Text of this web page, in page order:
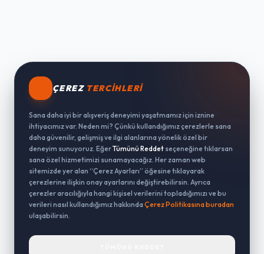
ÇEREZ TERCIHLERI
Sana daha iyi bir alışveriş deneyimi yaşatmamız için iznine
ihtiyacımız var. Neden mi? Çünkü kullandığımız çerezlerle sana
daha güvenilir, gelişmiş ve ilgi alanlarına yönelik özel bir
deneyim sunuyoruz. EğerTümünü Reddet seçeneğine tıklarsan
sana özel hizmetimizi sunamayacağız. Her zaman web
sitemizde yer alan “Çerez Ayarları” öğesine tıklayarak
çerezlerine ilişkin onay ayarlarını değiştirebilirsin. Ayrıca
çerezler aracılığıyla hangi kişisel verilerini topladığımızı ve bu
verileri nasıl kullandığımız hakkında Çerez Politikasına buradan
ulaşabilirsin.